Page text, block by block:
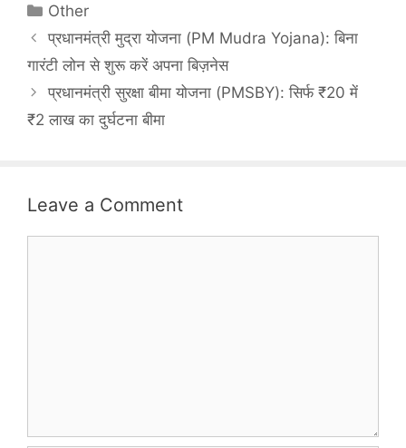
Categories
Other
प्रधानमंत्री मुद्रा योजना (PM Mudra Yojana): बिना
गारंटी लोन से शुरू करें अपना बिज़नेस
प्रधानमंत्री सुरक्षा बीमा योजना (PMSBY): सिर्फ ₹20 में
₹2 लाख का दुर्घटना बीमा
Leave a Comment